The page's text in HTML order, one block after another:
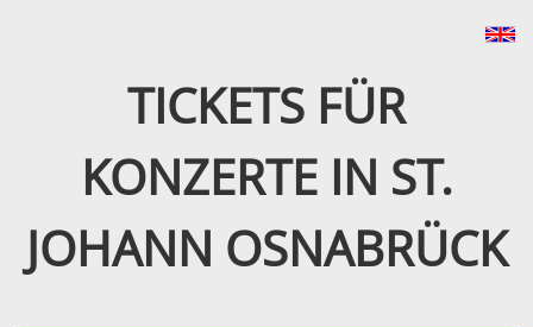
TICKETS FÜR
KONZERTE IN ST.
JOHANN OSNABRÜCK